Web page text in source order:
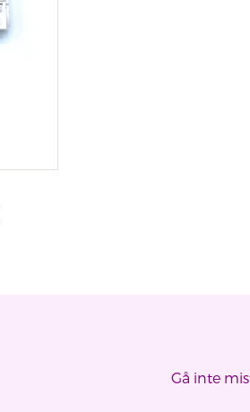
Gå inte